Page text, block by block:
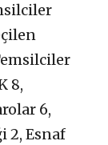
8,
6,
2, Esnaf